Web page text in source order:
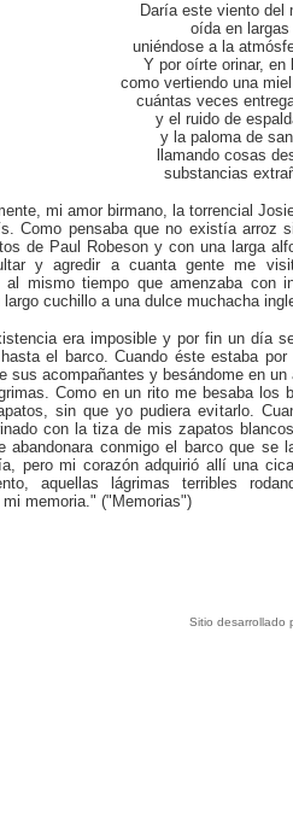
Daría este viento del
oída en
uniéndose a la
Y por oírte orinar,
como vertiendo una
cuántas veces
y el ruido de
y la paloma de
llamando cosas
substancias
mi amor birmano, la torrencial
Como pensaba que no existía arroz
de Paul Robeson y con una larga
y agredir a cuanta gente me
al mismo tiempo que amenzaba con
cuchillo a una dulce muchacha
era imposible y por fin un día
el barco. Cuando éste estaba
sus acompañantes y besándome en
Como en un rito me besaba los
sin que yo pudiera evitarlo.
con la tiza de mis zapatos
abandonara conmigo el barco que se
pero mi corazón adquirió allí una
aquellas lágrimas terribles
memoria." ("Memorias")
Sitio desarrollado